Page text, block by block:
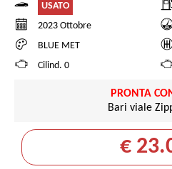
USATO
2023 Ottobre
BLUE MET
Cilind. 0
PRONTA
Bari viale
€